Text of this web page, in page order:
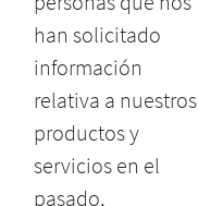
han solicitado
información
relativa a nuestros
productos y
servicios en el
pasado,